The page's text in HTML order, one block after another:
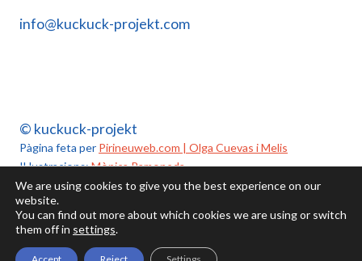
© kuckuck-projekt
Pàgina feta per Pirineuweb.com | Olga Cuevas i Melis
Il·lustracions:Mònica Ramoneda
info@kuckuck-projekt.com
Política de cookies
We are using cookies to give you the best experience on our
website.
You can find out more about which cookies we are using or switch
them off in settings.